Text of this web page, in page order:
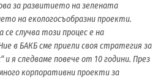
за развитието на зелената
на екологосъобразни проекти.
случва този процес е на
в БАКБ сме приели своя стратегия за
и я следваме повече от 10 години. През
корпоративни проекти за